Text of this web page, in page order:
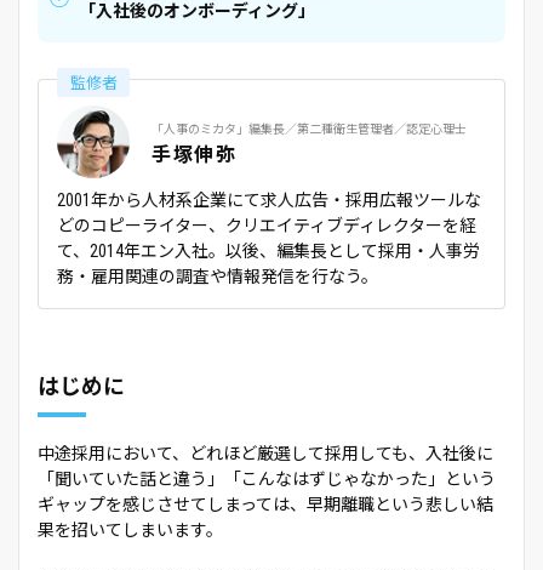
「入社後のオンボーディング」
監修者
「人事のミカタ」編集長／第二種衛生管理者／認定心理士
手塚伸弥
2001年から人材系企業にて求人広告・採用広報ツールな
どのコピーライター、クリエイティブディレクターを経
て、2014年エン入社。以後、編集長として採用・人事労
務・雇用関連の調査や情報発信を行なう。
はじめに
中途採用において、どれほど厳選して採用しても、入社後に
「聞いていた話と違う」「こんなはずじゃなかった」という
ギャップを感じさせてしまっては、早期離職という悲しい結
果を招いてしまいます。